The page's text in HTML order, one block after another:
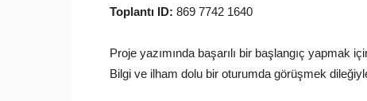
Toplantı ID: 869 7742 1640
Proje yazımında başarılı bir başlangıç yapmak
Bilgi ve ilham dolu bir oturumda görüşmek